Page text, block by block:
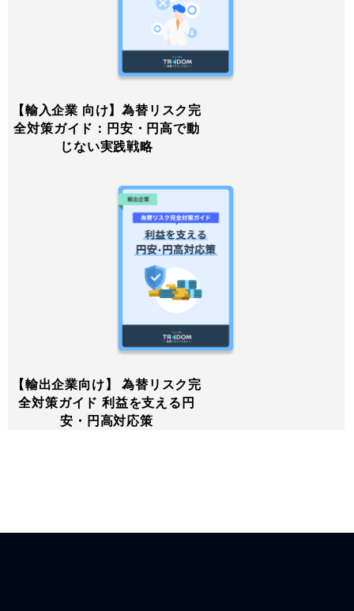
【輸入企業 向け】為替リスク完
全対策ガイド：円安・円高で動
じない実践戦略
【輸出企業向け】 為替リスク完
全対策ガイド 利益を支える円
安・円高対応策